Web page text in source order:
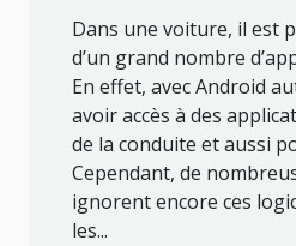
Dans une voiture, il est
d’un grand nombre
En effet, avec Android
avoir accès à des
de la conduite et aussi
Cependant, de
ignorent encore ces
les...